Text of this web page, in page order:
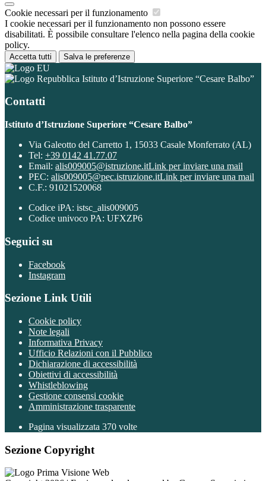
Cookie necessari per il funzionamento
I cookie necessari per il funzionamento non possono essere
disabilitati. È possibile consultare l'elenco nella pagina della cookie
policy.
Accetta tutti Salva le preferenze
Istituto d’Istruzione Superiore “Cesare Balbo”
Contatti
Istituto d’Istruzione Superiore “Cesare Balbo”
Via Galeotto del Carretto 1, 15033 Casale Monferrato (AL)
Tel: +39 0142 41.77.07
Email: alis009005@istruzione.itLink per inviare una mail
PEC: alis009005@pec.istruzione.itLink per inviare una mail
C.F.: 91021520068
Codice iPA: istsc_alis009005
Codice univoco PA: UFXZP6
Seguici su
Facebook
Instagram
Sezione Link Utili
Cookie policy
Note legali
Informativa Privacy
Ufficio Relazioni con il Pubblico
Dichiarazione di accessibilità
Obiettivi di accessibilità
Whistleblowing
Gestione consensi cookie
Amministrazione trasparente
Pagina visualizzata 370 volte
Sezione Copyright